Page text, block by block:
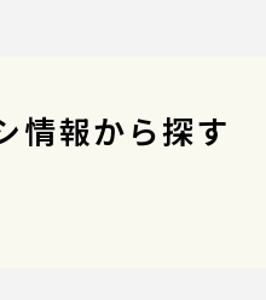
情報から探す